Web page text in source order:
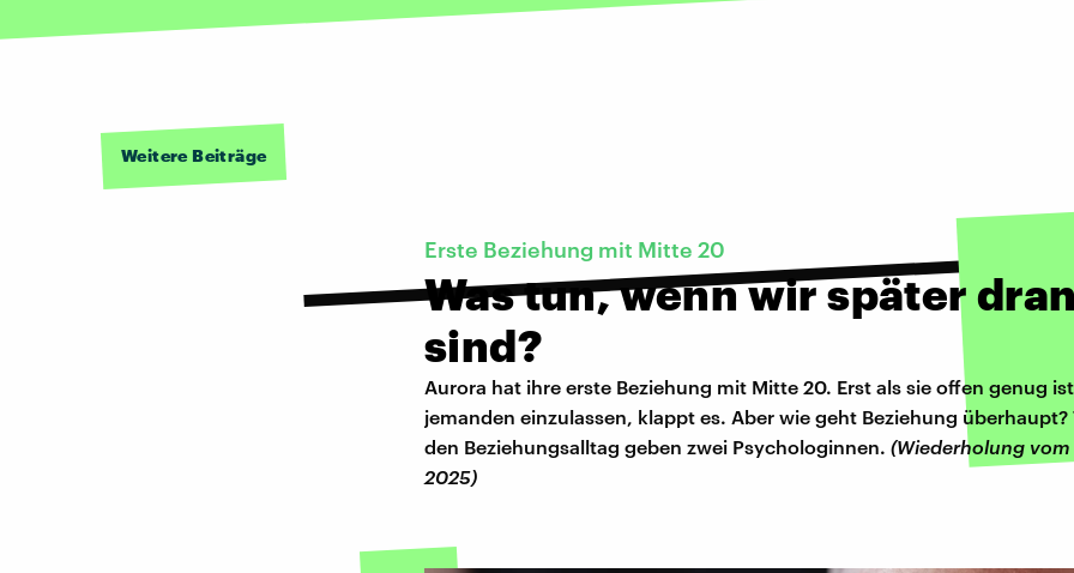
Weitere Beiträge
Erste Beziehung mit Mitte 20
Was tun, wenn wir später
sind?
Aurora hat ihre erste Beziehung mit Mitte 20. Erst als sie offen genug
jemanden einzulassen, klappt es. Aber wie geht Beziehung überhaupt?
den Beziehungsalltag geben zwei Psychologinnen. (Wiederholung vom
2025)